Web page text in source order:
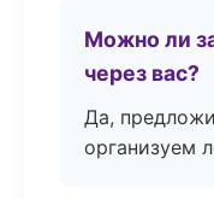
Можно ли
через вас?
Да,
организуем